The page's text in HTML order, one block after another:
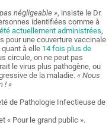
négligeable », insiste le Dr.
identifiées comme à
actuellement administrées,
pour une couverture vaccinale
à elle 14 fois plus de
circule, on ne peut pas
le virus plus pathogène, ou
de la maladie. « Nous
! »
de Pathologie Infectieuse de
« Pour le grand public ».